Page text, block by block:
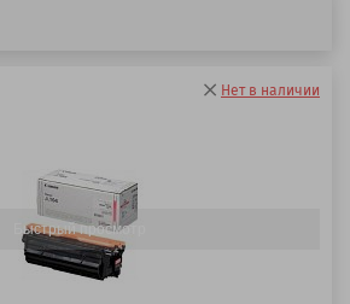
Нет в наличии
Быстрый просмотр